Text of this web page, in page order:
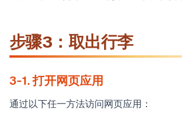
步骤3：取出行李
3-1. 打开网页应用
通过以下任一方法访问网页应用：